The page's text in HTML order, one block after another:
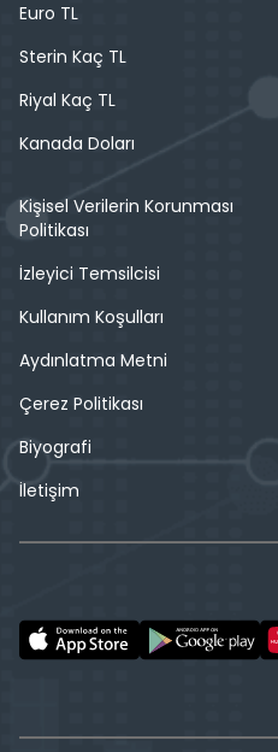
Euro TL
Sterin Kaç TL
Riyal Kaç TL
Kanada Doları
Kişisel Verilerin Korunması
Politikası
İzleyici Temsilcisi
Kullanım Koşulları
Aydınlatma Metni
Çerez Politikası
Biyografi
İletişim